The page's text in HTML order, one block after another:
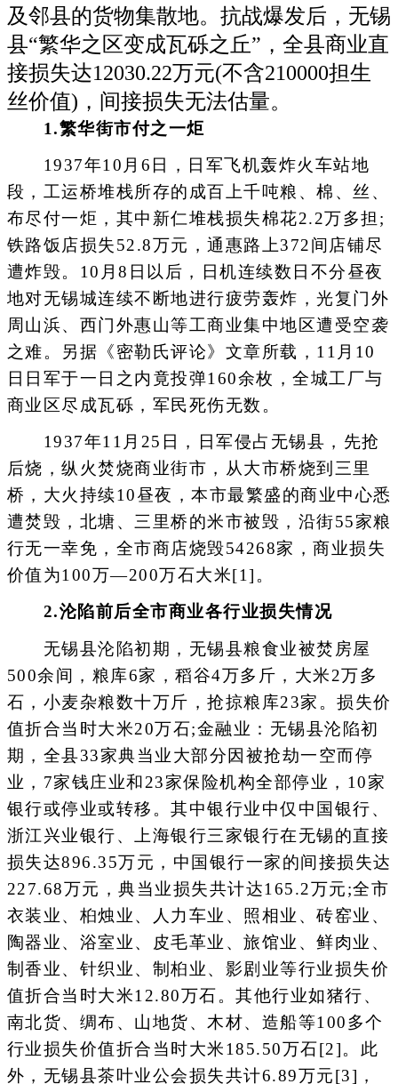
及邻县的货物集散地。抗战爆发后，无锡
县“繁华之区变成瓦砾之丘”，全县商业直
接损失达12030.22万元(不含210000担生
丝价值)，间接损失无法估量。
1.繁华街市付之一炬
1937年10月6日，日军飞机轰炸火车站地
段，工运桥堆栈所存的成百上千吨粮、棉、丝、
布尽付一炬，其中新仁堆栈损失棉花2.2万多担;
铁路饭店损失52.8万元，通惠路上372间店铺尽
遭炸毁。10月8日以后，日机连续数日不分昼夜
地对无锡城连续不断地进行疲劳轰炸，光复门外
周山浜、西门外惠山等工商业集中地区遭受空袭
之难。另据《密勒氏评论》文章所载，11月10
日日军于一日之内竟投弹160余枚，全城工厂与
商业区尽成瓦砾，军民死伤无数。
1937年11月25日，日军侵占无锡县，先抢
后烧，纵火焚烧商业街市，从大市桥烧到三里
桥，大火持续10昼夜，本市最繁盛的商业中心悉
遭焚毁，北塘、三里桥的米市被毁，沿街55家粮
行无一幸免，全市商店烧毁54268家，商业损失
价值为100万—200万石大米[1]。
2.沦陷前后全市商业各行业损失情况
无锡县沦陷初期，无锡县粮食业被焚房屋
500余间，粮库6家，稻谷4万多斤，大米2万多
石，小麦杂粮数十万斤，抢掠粮库23家。损失价
值折合当时大米20万石;金融业：无锡县沦陷初
期，全县33家典当业大部分因被抢劫一空而停
业，7家钱庄业和23家保险机构全部停业，10家
银行或停业或转移。其中银行业中仅中国银行、
浙江兴业银行、上海银行三家银行在无锡的直接
损失达896.35万元，中国银行一家的间接损失达
227.68万元，典当业损失共计达165.2万元;全市
衣装业、桕烛业、人力车业、照相业、砖窑业、
陶器业、浴室业、皮毛革业、旅馆业、鲜肉业、
制香业、针织业、制桕业、影剧业等行业损失价
值折合当时大米12.80万石。其他行业如猪行、
南北货、绸布、山地货、木材、造船等100多个
行业损失价值折合当时大米185.50万石[2]。此
外，无锡县茶叶业公会损失共计6.89万元[3]，